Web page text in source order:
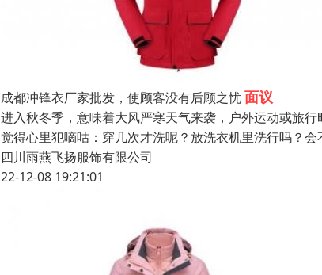
成都冲锋衣厂家批发，使顾客没有后顾之忧面议
进入秋冬季，意味着大风严寒天气来袭，户外运动或旅
觉得心里犯嘀咕：穿几次才洗呢？放洗衣机里洗行吗？
四川雨燕飞扬服饰有限公司
22-12-08 19:21:01